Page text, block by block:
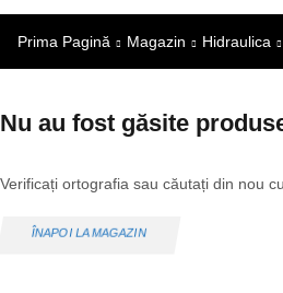
Prima Pagină Magazin Hidraulica
Nu au fost găsite
Verificați ortografia sau căutați din nou
ÎNAPOI LA MAGAZIN